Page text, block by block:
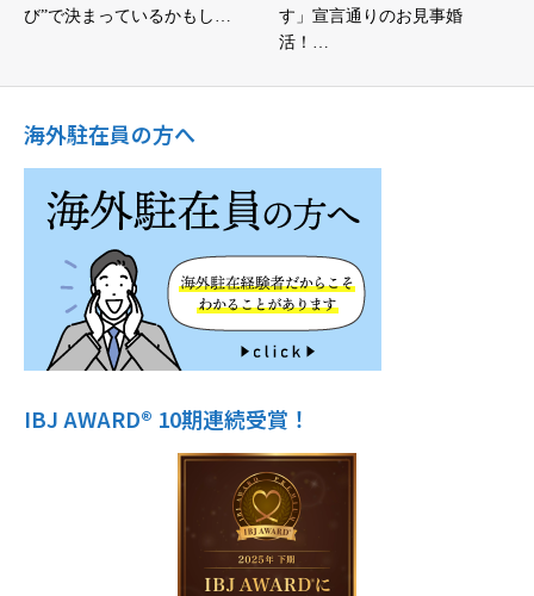
び”で決まっているかもし…
す」宣言通りのお見事婚
活！…
海外駐在員の方へ
IBJ AWARD® 10期連続受賞！